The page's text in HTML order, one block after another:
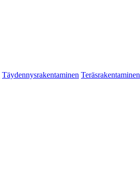
Täydennysrakentaminen Teräsrakentaminen